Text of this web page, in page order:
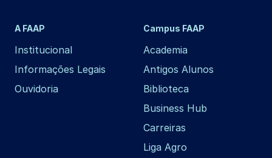
A FAAP
Institucional
Informações Legais
Ouvidoria
Campus FAAP
Academia
Antigos Alunos
Biblioteca
Business Hub
Carreiras
Liga Agro